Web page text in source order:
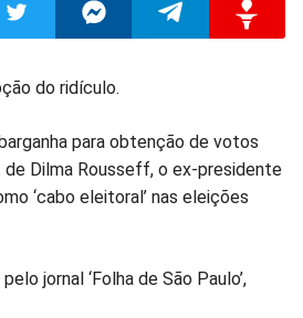
no
Compartilhar
no
Messenger
no
Telegram
no
Gettr
do ridículo.
para obtenção de votos
Dilma Rousseff, o ex-presidente
‘cabo eleitoral’ nas eleições
jornal ‘Folha de São Paulo’,